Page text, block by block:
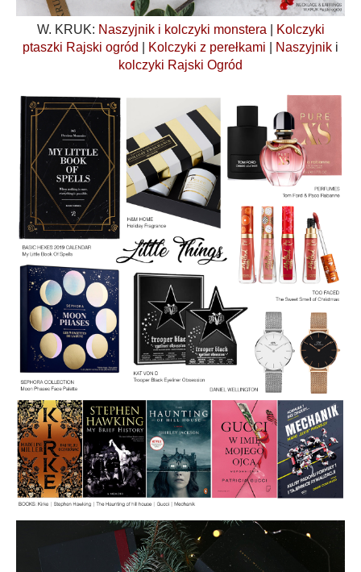
W. KRUK: Naszyjnik i kolczyki monstera
Kolczyki
ptaszki Rajski ogród
Kolczyki z perełkami Naszyjnik i
kolczyki Rajski Ogród